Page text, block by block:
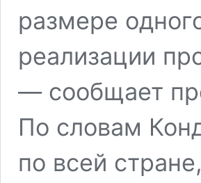
размере
реализации
— сообщает
По словам
по всей